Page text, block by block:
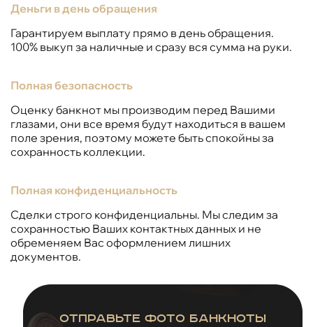
Деньги в день обращения
Гарантируем выплату прямо в день обращения.
100% выкуп за наличные и сразу вся сумма на руки.
Полная безопасность
Оценку банкнот мы производим перед Вашими
глазами, они все время будут находиться в вашем
поле зрения, поэтому можете быть спокойны за
сохранность коллекции.
Полная конфиденциальность
Сделки строго конфиденциальны. Мы следим за
сохранностью Ваших контактных данных и не
обременяем Вас оформлением лишних
документов.
Отправьте фото банкноты